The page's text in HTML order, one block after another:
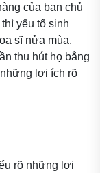
của bạn chủ
yếu tố sinh
sĩ nửa mùa.
thu hút họ bằng
lợi ích rõ
rõ những lợi